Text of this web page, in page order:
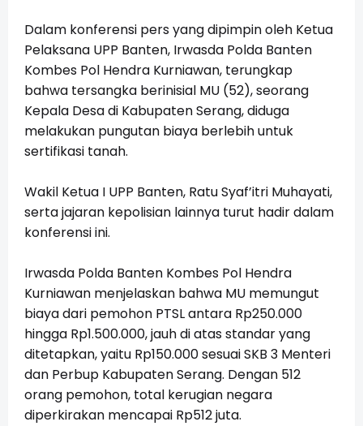
Dalam konferensi pers yang dipimpin oleh Ketua
Pelaksana UPP Banten, Irwasda Polda Banten
Kombes Pol Hendra Kurniawan, terungkap
bahwa tersangka berinisial MU (52), seorang
Kepala Desa di Kabupaten Serang, diduga
melakukan pungutan biaya berlebih untuk
sertifikasi tanah.
Wakil Ketua I UPP Banten, Ratu Syaf’itri Muhayati,
serta jajaran kepolisian lainnya turut hadir dalam
konferensi ini.
Irwasda Polda Banten Kombes Pol Hendra
Kurniawan menjelaskan bahwa MU memungut
biaya dari pemohon PTSL antara Rp250.000
hingga Rp1.500.000, jauh di atas standar yang
ditetapkan, yaitu Rp150.000 sesuai SKB 3 Menteri
dan Perbup Kabupaten Serang. Dengan 512
orang pemohon, total kerugian negara
diperkirakan mencapai Rp512 juta.